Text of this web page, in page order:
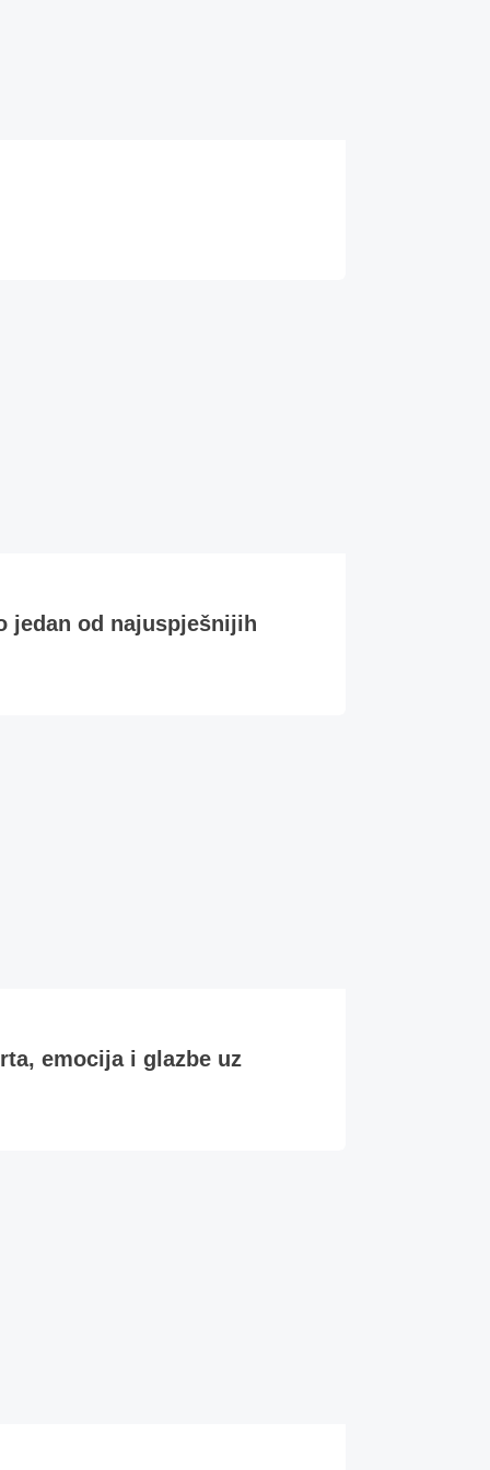
jedan od najuspješnijih
emocija i glazbe uz